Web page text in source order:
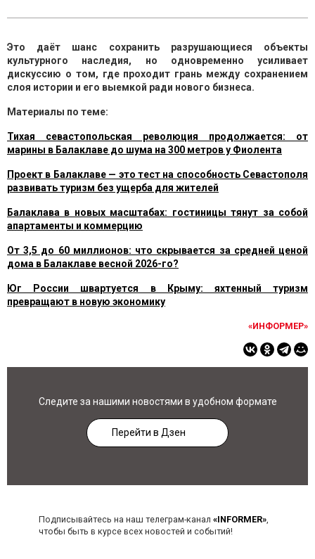
Это даёт шанс сохранить разрушающиеся объекты
культурного наследия, но одновременно усиливает
дискуссию о том, где проходит грань между сохранением
слоя истории и его выемкой ради нового бизнеса.
Материалы по теме:
Тихая севастопольская революция продолжается: от
марины в Балаклаве до шума на 300 метров у Фиолента
Проект в Балаклаве — это тест на способность Севастополя
развивать туризм без ущерба для жителей
Балаклава в новых масштабах: гостиницы тянут за собой
апартаменты и коммерцию
От 3,5 до 60 миллионов: что скрывается за средней ценой
дома в Балаклаве весной 2026-го?
Юг России швартуется в Крыму: яхтенный туризм
превращают в новую экономику
«ИНФОРМЕР»
Следите за нашими новостями в удобном формате
Перейти в Дзен
Подписывайтесь на наш телеграм-канал «INFORMER»,
чтобы быть в курсе всех новостей и событий!